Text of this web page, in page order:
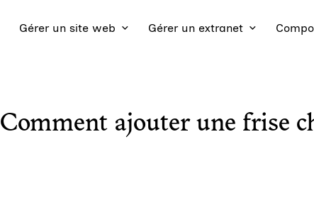
Gérer un site web Gérer un extranet
Comment ajouter une frise